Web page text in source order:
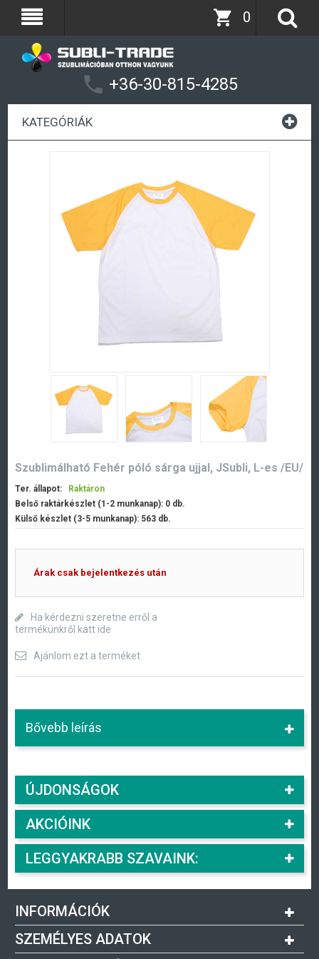
+36-30-815-4285
0
KATEGÓRIÁK
Szublimálható Fehér póló sárga ujjal, JSubli, L-es /EU/
Ter. állapot:
Raktáron
Belső raktárkészlet (1-2 munkanap): 0 db.
Külső készlet (3-5 munkanap): 563 db.
Árak csak bejelentkezés után
Ha kérdezni szeretne erről a
termékünkről katt ide
Ajánlom ezt a terméket
Bővebb leírás
ÚJDONSÁGOK
AKCIÓINK
LEGGYAKRABB SZAVAINK:
INFORMÁCIÓK
SZEMÉLYES ADATOK